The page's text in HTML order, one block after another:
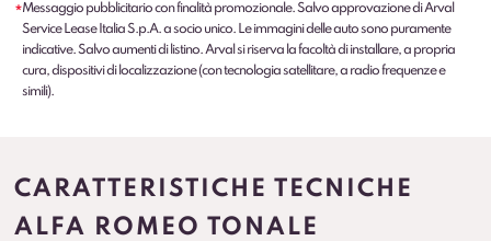
*Messaggio pubblicitario con finalità promozionale. Salvo approvazione di Arval
Service Lease Italia S.p.A. a socio unico. Le immagini delle auto sono puramente
indicative. Salvo aumenti di listino. Arval si riserva la facoltà di installare, a propria
cura, dispositivi di localizzazione (con tecnologia satellitare, a radio frequenze e
simili).
CARATTERISTICHE TECNICHE
ALFA ROMEO TONALE